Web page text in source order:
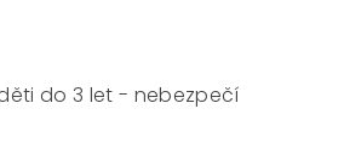
do 3 let - nebezpečí